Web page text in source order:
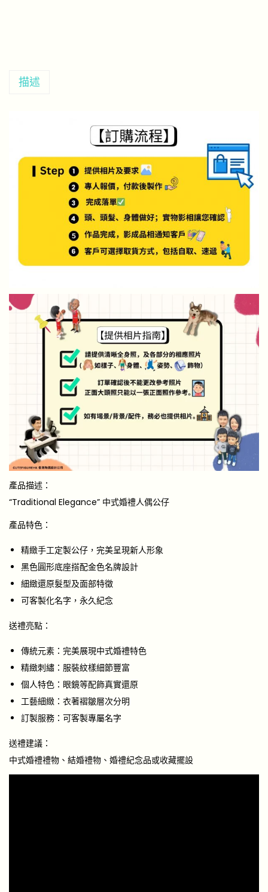
描述
產品描述：
“Traditional Elegance” 中式婚禮人偶公仔
產品特色：
精緻手工定製公仔，完美呈現新人形象
黑色圓形底座搭配金色名牌設計
細緻還原髮型及面部特徵
可客製化名字，永久紀念
送禮亮點：
傳統元素：完美展現中式婚禮特色
精緻刺繡：服裝紋樣細節豐富
個人特色：眼鏡等配飾真實還原
工藝細緻：衣著褶皺層次分明
訂製服務：可客製專屬名字
送禮建議：
中式婚禮禮物、結婚禮物、婚禮紀念品或收藏擺設